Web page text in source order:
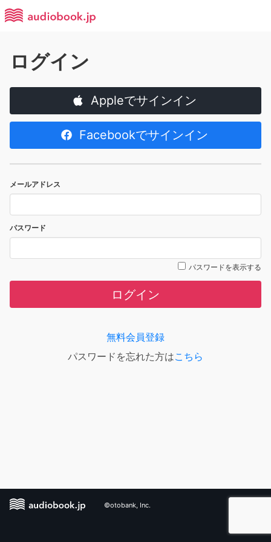
ログイン
Appleでサインイン
Facebookでサインイン
メールアドレス
パスワード
パスワードを表示する
ログイン
無料会員登録
パスワードを忘れた方はこちら
©otobank, Inc.